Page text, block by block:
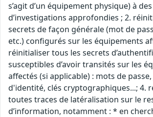
s’agit d’un équipement physique) à
d’investigations approfondies ; 2.
secrets de façon générale (mot de
etc.) configurés sur les équipements
réinitialiser tous les secrets
susceptibles d’avoir transités sur les
affectés (si applicable) : mots de
d'identité, clés cryptographiques...; 4.
toutes traces de latéralisation sur le
d’information, notamment : * en